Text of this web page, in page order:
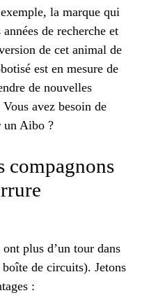
la marque qui
de recherche et
de cet animal de
est en mesure de
de nouvelles
avez besoin de
un Aibo ?
compagnons
plus d’un tour dans
de circuits). Jetons
: